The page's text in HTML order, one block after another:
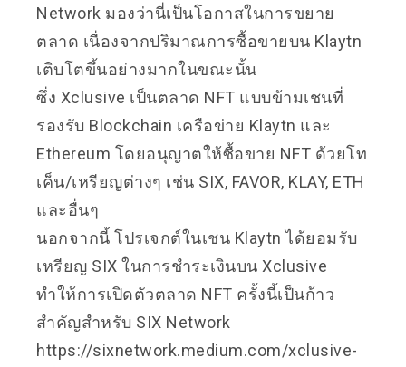
Network มองว่านี่เป็นโอกาสในการขยาย
ตลาด เนื่องจากปริมาณการซื้อขายบน Klaytn
เติบโตขึ้นอย่างมากในขณะนั้น
ซึ่ง Xclusive เป็นตลาด NFT แบบข้ามเชนที่
รองรับ Blockchain เครือข่าย Klaytn และ
Ethereum โดยอนุญาตให้ซื้อขาย NFT ด้วยโท
เค็น/เหรียญต่างๆ เช่น SIX, FAVOR, KLAY, ETH
และอื่นๆ
นอกจากนี้ โปรเจกต์ในเชน Klaytn ได้ยอมรับ
เหรียญ SIX ในการชำระเงินบน Xclusive
ทำให้การเปิดตัวตลาด NFT ครั้งนี้เป็นก้าว
สำคัญสำหรับ SIX Network
https://sixnetwork.medium.com/xclusive-